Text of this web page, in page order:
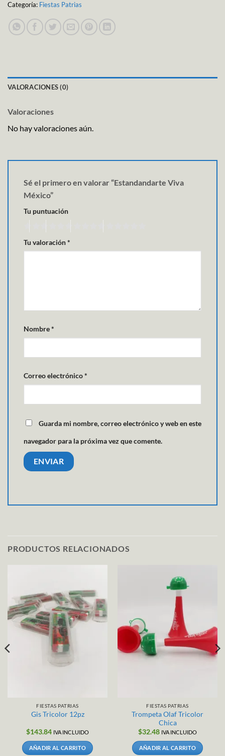
Categoría: Fiestas Patrias
VALORACIONES (0)
Valoraciones
No hay valoraciones aún.
Sé el primero en valorar “Estandandarte Viva
México”
Tu puntuación
Tu valoración*
Nombre*
Correo electrónico*
Guarda mi nombre, correo electrónico y web en este
navegador para la próxima vez que comente.
PRODUCTOS RELACIONADOS
FIESTAS PATRIAS
Gis Tricolor 12pz
$143.84 IVA INCLUIDO
AÑADIR AL CARRITO
FIESTAS PATRIAS
Trompeta Olaf Tricolor
Chica
$32.48 IVA INCLUIDO
AÑADIR AL CARRITO